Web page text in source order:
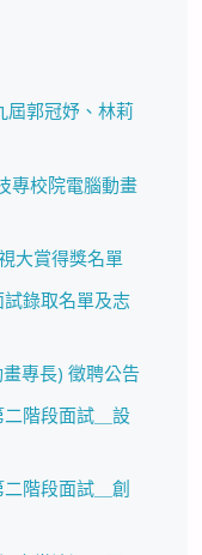
屆郭冠妤、林莉
專校院電腦動畫
大賞得獎名單
錄取名單及志
專長) 徵聘公告
階段面試＿設
階段面試＿創